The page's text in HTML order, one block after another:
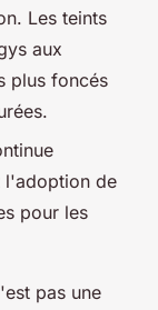
Les teints
aux
plus foncés
l'adoption de
pour les
pas une